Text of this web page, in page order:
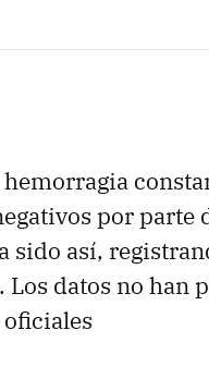
por parte
sido así,
Los datos no han